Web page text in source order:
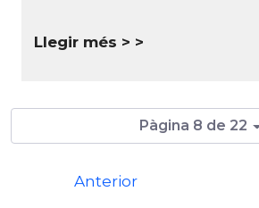
Llegir més >
Pàgina 8 de 22
Anterior